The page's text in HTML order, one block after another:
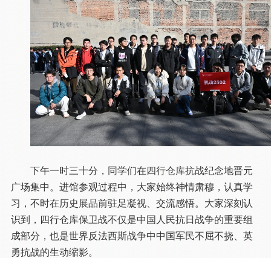
下午一时三十分，同学们在四行仓库抗战纪念地晋元
广场集中。进馆参观过程中，大家始终神情肃穆，认真学
习，不时在历史展品前驻足凝视、交流感悟。大家深刻认
识到，四行仓库保卫战不仅是中国人民抗日战争的重要组
成部分，也是世界反法西斯战争中中国军民不屈不挠、英
勇抗战的生动缩影。